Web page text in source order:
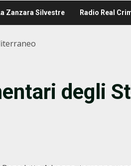
Zanzara Silvestre Radio Real
degli